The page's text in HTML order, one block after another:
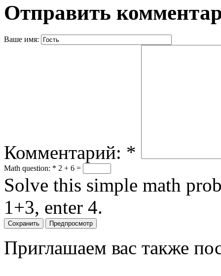
Отправить
Ваше имя:
Комментарий: *
Math question: * 2 + 6 =
Solve this simple math
1+3, enter 4.
Приглашаем вас также